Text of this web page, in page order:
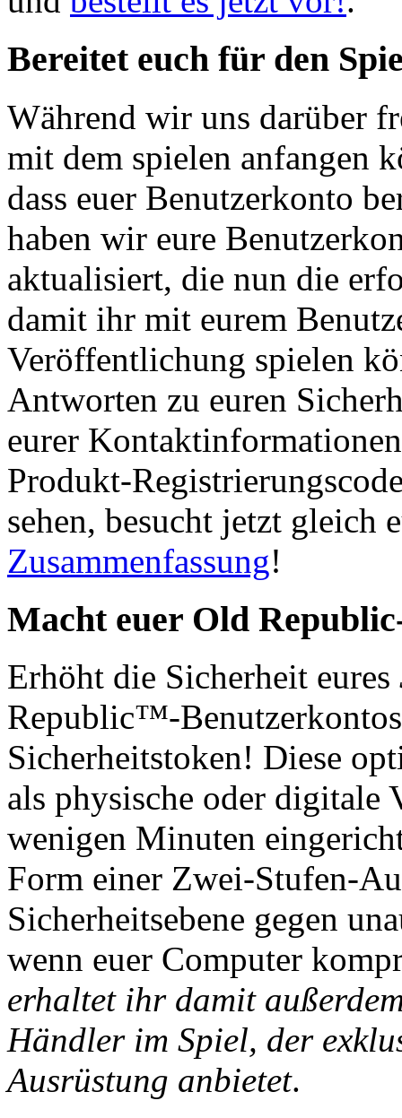
Bereitet euch für den
Während wir uns darüber
mit dem spielen anfangen
dass euer Benutzerkonto
haben wir eure
aktualisiert, die nun die
damit ihr mit eurem
Veröffentlichung spielen
Antworten zu euren
eurer
Produkt-
sehen, besucht jetzt gleich
Zusammenfassung!
Macht euer Old
Erhöht die Sicherheit eures
Republic™-
Sicherheitstoken! Diese
als physische oder
wenigen Minuten
Form einer Zwei-Stufen-
Sicherheitsebene gegen
wenn euer Computer
erhaltet ihr damit
Händler im Spiel, der
Ausrüstung anbietet.